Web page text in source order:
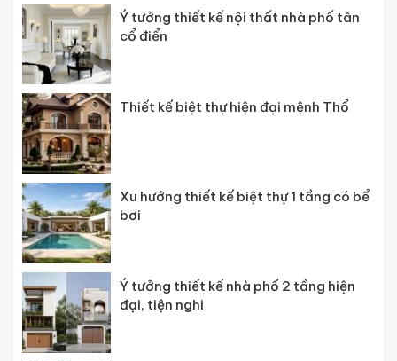
Ý tưởng thiết kế nội thất nhà phố tân
cổ điển
Thiết kế biệt thự hiện đại mệnh Thổ
Xu hướng thiết kế biệt thự 1 tầng có bể
bơi
Ý tưởng thiết kế nhà phố 2 tầng hiện
đại, tiện nghi